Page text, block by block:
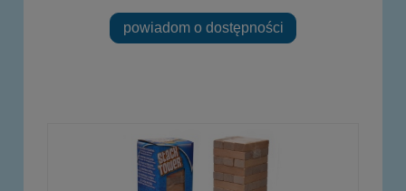
powiadom o dostępności